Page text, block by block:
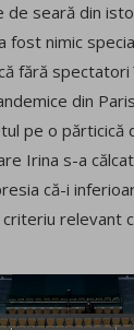
de seară din
fost nimic
fără
din
pe o părticică
Irina s-a
că-i
relevant